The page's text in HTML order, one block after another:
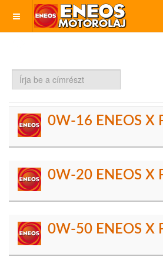
Írja
a
0W-16 ENEOS X
0W-20 ENEOS X
0W-50 ENEOS X